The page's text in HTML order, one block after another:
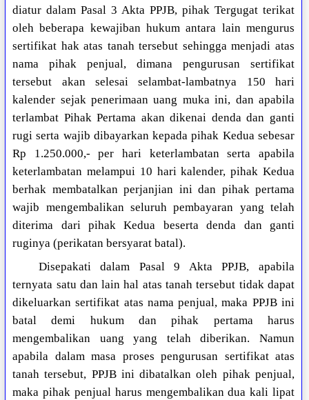
diatur dalam Pasal 3 Akta PPJB, pihak Tergugat terikat
oleh beberapa kewajiban hukum antara lain mengurus
sertifikat hak atas tanah tersebut sehingga menjadi atas
nama pihak penjual, dimana pengurusan sertifikat
tersebut akan selesai selambat-lambatnya 150 hari
kalender sejak penerimaan uang muka ini, dan apabila
terlambat Pihak Pertama akan dikenai denda dan ganti
rugi serta wajib dibayarkan kepada pihak Kedua sebesar
Rp 1.250.000,- per hari keterlambatan serta apabila
keterlambatan melampui 10 hari kalender, pihak Kedua
berhak membatalkan perjanjian ini dan pihak pertama
wajib mengembalikan seluruh pembayaran yang telah
diterima dari pihak Kedua beserta denda dan ganti
ruginya (perikatan bersyarat batal).
Disepakati dalam Pasal 9 Akta PPJB, apabila
ternyata satu dan lain hal atas tanah tersebut tidak dapat
dikeluarkan sertifikat atas nama penjual, maka PPJB ini
batal demi hukum dan pihak pertama harus
mengembalikan uang yang telah diberikan. Namun
apabila dalam masa proses pengurusan sertifikat atas
tanah tersebut, PPJB ini dibatalkan oleh pihak penjual,
maka pihak penjual harus mengembalikan dua kali lipat